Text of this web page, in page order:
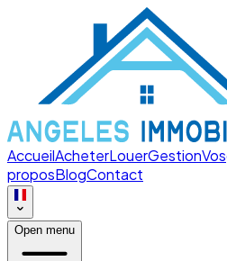
AccueilAcheterLouerGestion
proposBlogContact
Open menu